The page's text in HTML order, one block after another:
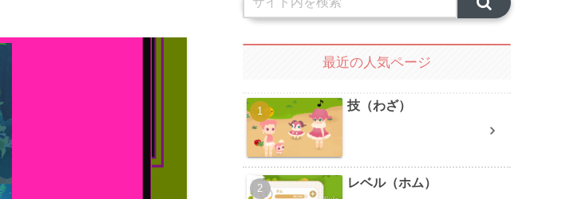
最近の人気ページ
技（わざ）
レベル（ホム）